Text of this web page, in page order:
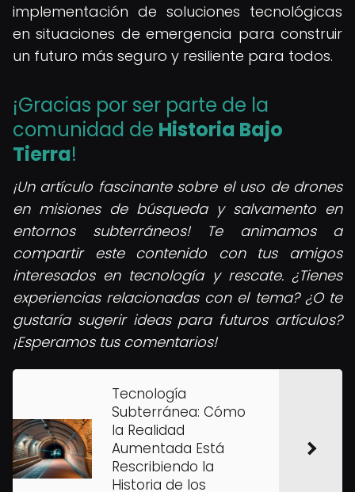
implementación de soluciones tecnológicas
en situaciones de emergencia para construir
un futuro más seguro y resiliente para todos.
¡Gracias por ser parte de la
comunidad de Historia Bajo
Tierra!
¡Un artículo fascinante sobre el uso de drones
en misiones de búsqueda y salvamento en
entornos subterráneos! Te animamos a
compartir este contenido con tus amigos
interesados en tecnología y rescate. ¿Tienes
experiencias relacionadas con el tema? ¿O te
gustaría sugerir ideas para futuros artículos?
¡Esperamos tus comentarios!
Tecnología
Subterránea: Cómo
la Realidad
Aumentada Está
Rescribiendo la
Historia de los